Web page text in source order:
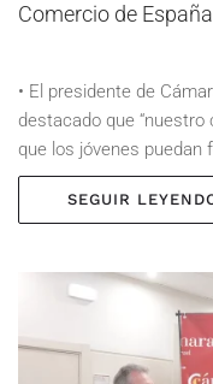
Comercio de España
• El presidente de
destacado que
que los jóvenes puedan
SEGUIR